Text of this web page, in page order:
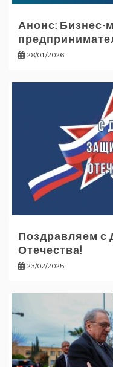
Анонс: Бизнес-
28/01/2026
Поздравляем с
Отечества!
23/02/2025